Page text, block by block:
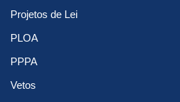
Projetos de Lei
PLOA
PPPA
Vetos